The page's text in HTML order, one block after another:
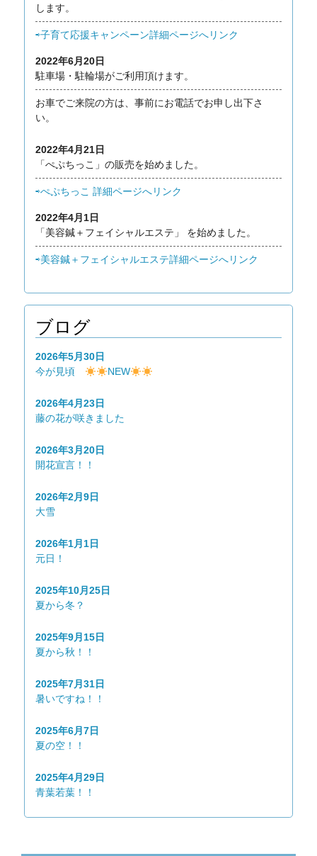
します。
⇨子育て応援キャンペーン詳細ページへリンク
2022年6月20日
駐車場・駐輪場がご利用頂けます。
お車でご来院の方は、事前にお電話でお申し出下さ
い。
2022年4月21日
「ぺぷちっこ」の販売を始めました。
⇨ぺぷちっこ 詳細ページへリンク
2022年4月1日
「美容鍼＋フェイシャルエステ」 を始めました。
⇨美容鍼＋フェイシャルエステ詳細ページへリンク
ブログ
2026年5月30日
今が見頃
NEW
2026年4月23日
藤の花が咲きました
2026年3月20日
開花宣言！！
2026年2月9日
大雪
2026年1月1日
元日！
2025年10月25日
夏から冬？
2025年9月15日
夏から秋！！
2025年7月31日
暑いですね！！
2025年6月7日
夏の空！！
2025年4月29日
青葉若葉！！